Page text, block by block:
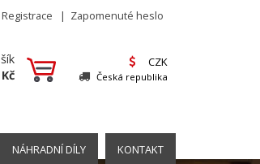
Registrace | Zapomenuté heslo
CZK
Česká republika
NÁHRADNÍ DÍLY KONTAKT